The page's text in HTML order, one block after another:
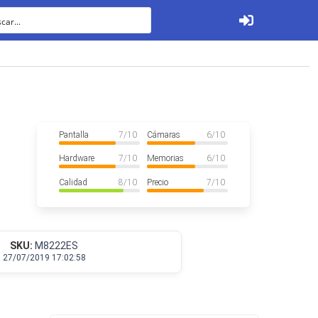
Pantalla 7/ 10 Cámaras 6/ 10
Hardware 7/ 10 Memorias 6/ 10
Calidad 8/ 10 Precio 7/ 10
SKU: M8222ES
27/07/2019 17:02:58